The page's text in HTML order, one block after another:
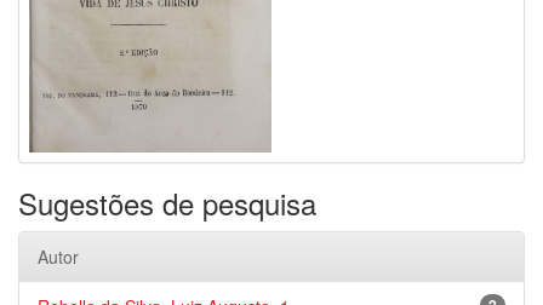
Sugestões de pesquisa
Autor